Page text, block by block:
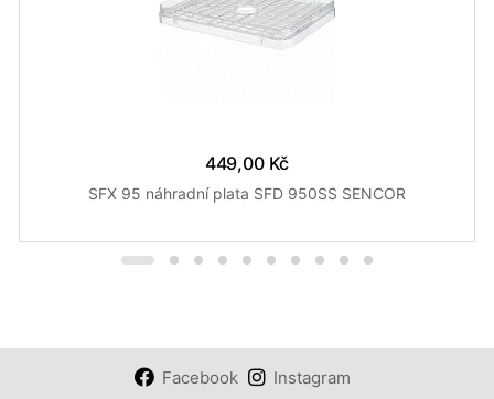
449,00 Kč
SFX 95 náhradní plata SFD 950SS SENCOR
Facebook Instagram